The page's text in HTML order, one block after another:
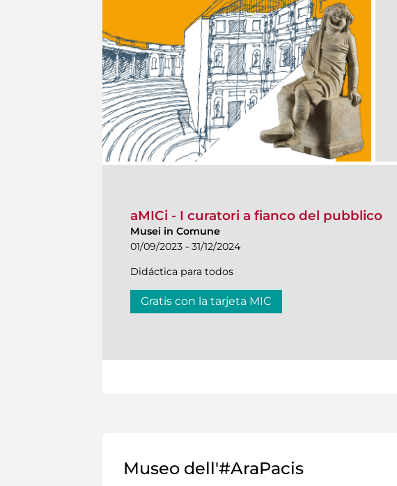
aMICi - I curatori a fianco del pubblico
Musei in Comune
01/09/2023 - 31/12/2024
Didáctica para todos
Gratis con la tarjeta MIC
Museo dell'#AraPacis